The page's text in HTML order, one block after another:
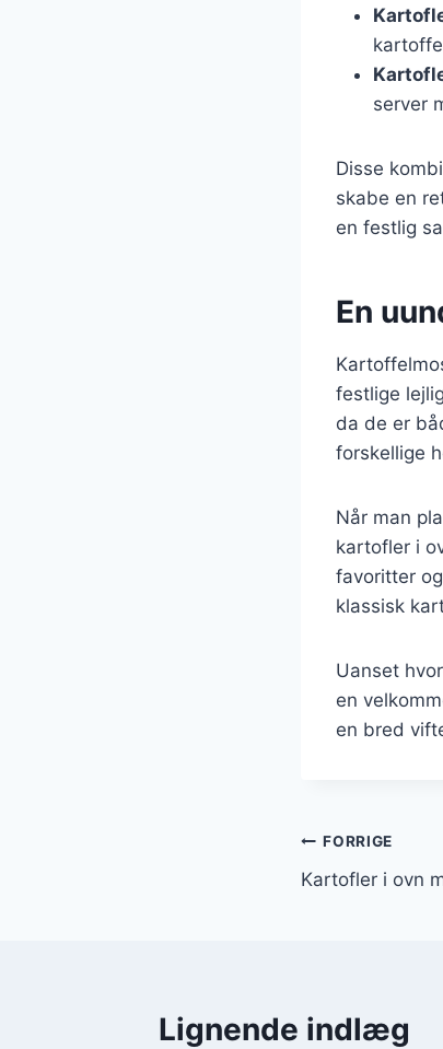
server
Disse
skabe en
en festlig
En
festlige
da de er
forskellige
Når man
kartofler i
favoritter
klassisk
Uanset
en
en bred
FORRIGE
Kartofler i ovn
Lignende indlæg